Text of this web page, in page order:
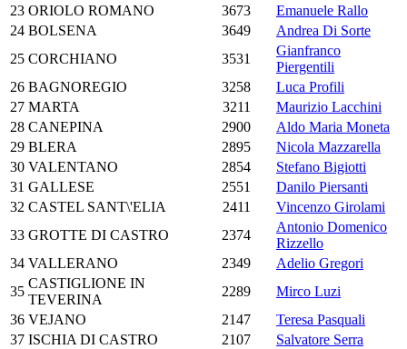
23 ORIOLO ROMANO 3673
Emanuele Rallo
24 BOLSENA 3649
Andrea Di Sorte
25 CORCHIANO 3531
Gianfranco
Piergentili
26 BAGNOREGIO 3258
Luca Profili
27 MARTA 3211
Maurizio Lacchini
28 CANEPINA 2900
Aldo Maria Moneta
29 BLERA 2895
Nicola Mazzarella
30 VALENTANO 2854
Stefano Bigiotti
31 GALLESE 2551
Danilo Piersanti
32 CASTEL SANT\'ELIA 2411
Vincenzo Girolami
33 GROTTE DI CASTRO 2374
Antonio Domenico
Rizzello
34 VALLERANO 2349
Adelio Gregori
35
CASTIGLIONE IN
TEVERINA
2289
Mirco Luzi
36 VEJANO 2147
Teresa Pasquali
37 ISCHIA DI CASTRO 2107
Salvatore Serra